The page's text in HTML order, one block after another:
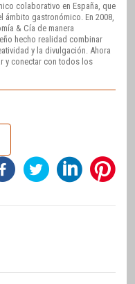
colaborativo en España, que
ámbito gastronómico. En 2008,
& Cía de manera
hecho realidad combinar
y la divulgación. Ahora
y conectar con todos los